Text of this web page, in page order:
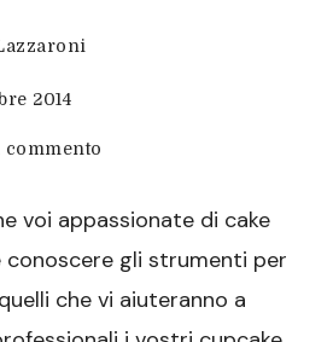
2014
commento
cake
design
Tools
voi appassionate di cake
gli strumenti per
che vi aiuteranno a